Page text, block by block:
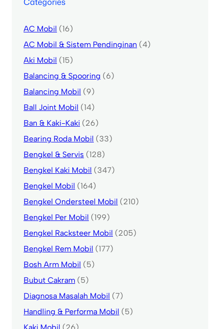
AC Mobil (16)
AC Mobil & Sistem Pendinginan (4)
Aki Mobil (15)
Balancing & Spooring (6)
Balancing Mobil (9)
Ball Joint Mobil (14)
Ban & Kaki-Kaki (26)
Bearing Roda Mobil (33)
Bengkel & Servis (128)
Bengkel Kaki Mobil (347)
Bengkel Mobil (164)
Bengkel Ondersteel Mobil (210)
Bengkel Per Mobil (199)
Bengkel Racksteer Mobil (205)
Bengkel Rem Mobil (177)
Bosh Arm Mobil (5)
Bubut Cakram (5)
Diagnosa Masalah Mobil (7)
Handling & Performa Mobil (5)